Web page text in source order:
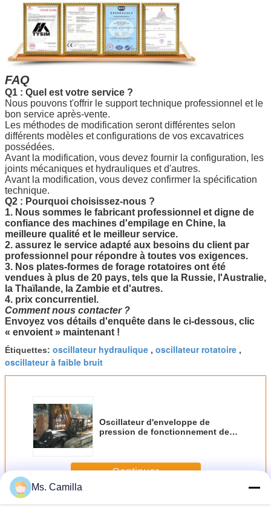
FAQ
Q1 : Quel est votre service ?
Nous pouvons t'offrir le support technique professionnel et le
bon service après-vente.
Les méthodes de modification seront différentes selon
différents modèles et configurations de vos excavatrices
possédées.
Avant la modification, vous devez fournir la configuration, les
joints mécaniques et hydrauliques et d'autres.
Avant la modification, vous devez confirmer la spécification
technique.
Q2 : Pourquoi choisissez-nous ?
1. Nous sommes le fabricant professionnel et digne de
confiance des machines d'empilage en Chine, la
meilleure qualité et le meilleur service.
2. assurez le service adapté aux besoins du client par
professionnel pour répondre à toutes vos exigences.
3. Nos plates-formes de forage rotatoires ont été
vendues à plus de 20 pays, tels que la Russie, l'Australie,
la Thaïlande, la Zambie et d'autres.
4. prix concurrentiel.
Comment nous contacter ?
Envoyez vos détails d'enquête dans le ci-dessous, clic
« envoient » maintenant !
Étiquettes: oscillateur hydraulique , oscillateur rotatoire ,
oscillateur à faible bruit
Oscillateur d'enveloppe de
pression de fonctionnement de
plate-forme de forage
Continuer
PlusOscillateur d'enveloppe
Ms. Camilla